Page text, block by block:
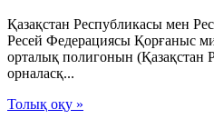
Қазақстан Республикасы мен
Ресей Федерациясы Қорғаныс
орталық полигонын (Қазақстан
орналасқ...
Толық оқу »